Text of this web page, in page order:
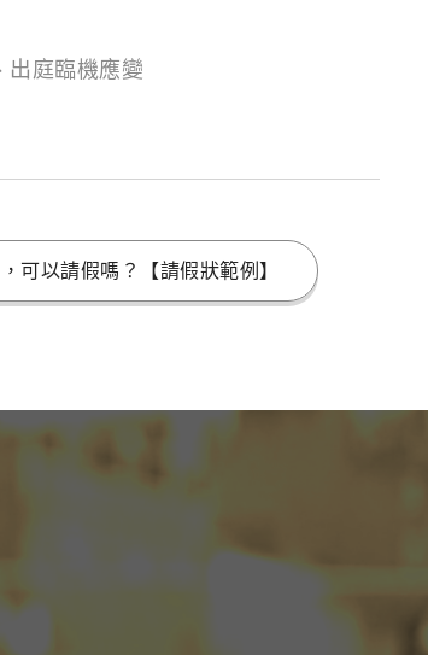
出庭臨機應變
可以請假嗎？【請假狀範例】